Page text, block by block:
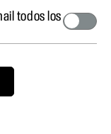
todos los